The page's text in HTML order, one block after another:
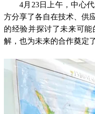
4月23日上午，中心
方分享了各自在技术、供
的经验并探讨了未来可
解，也为未来的合作奠定